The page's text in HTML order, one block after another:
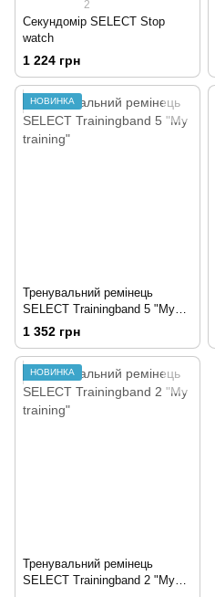
2
Секундомір SELECT Stop
watch
1 224 грн
НОВИНКА
Тренувальний ремінець
SELECT Trainingband 5 "My
training"
1 352 грн
НОВИНКА
Тренувальний ремінець
SELECT Trainingband 2 "My